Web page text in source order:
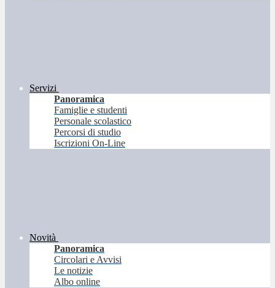
Servizi
Panoramica
Famiglie e studenti
Personale scolastico
Percorsi di studio
Iscrizioni On-Line
Novità
Panoramica
Circolari e Avvisi
Le notizie
Albo online